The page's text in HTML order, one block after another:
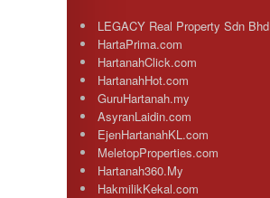
LEGACY Real Property Sdn Bhd
HartaPrima.com
HartanahClick.com
HartanahHot.com
GuruHartanah.my
AsyranLaidin.com
EjenHartanahKL.com
MeletopProperties.com
Hartanah360.My
HakmilikKekal.com